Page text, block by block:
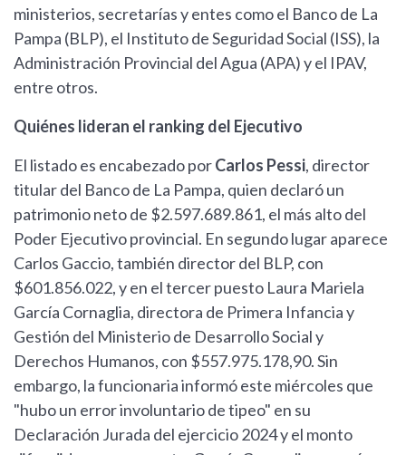
ministerios, secretarías y entes como el Banco de La
Pampa (BLP), el Instituto de Seguridad Social (ISS), la
Administración Provincial del Agua (APA) y el IPAV,
entre otros.
Quiénes lideran el ranking del Ejecutivo
El listado es encabezado porCarlos Pessi, director
titular del Banco de La Pampa, quien declaró un
patrimonio neto de $2.597.689.861, el más alto del
Poder Ejecutivo provincial. En segundo lugar aparece
Carlos Gaccio, también director del BLP, con
$601.856.022, y en el tercer puesto Laura Mariela
García Cornaglia, directora de Primera Infancia y
Gestión del Ministerio de Desarrollo Social y
Derechos Humanos, con $557.975.178,90. Sin
embargo, la funcionaria informó este miércoles que
"hubo un error involuntario de tipeo" en su
Declaración Jurada del ejercicio 2024 y el monto